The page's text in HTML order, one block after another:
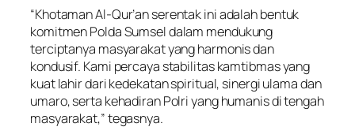
“Khotaman Al-Qur’an serentak ini adalah bentuk
komitmen Polda Sumsel dalam mendukung
terciptanya masyarakat yang harmonis dan
kondusif. Kami percaya stabilitas kamtibmas yang
kuat lahir dari kedekatan spiritual, sinergi ulama dan
umaro, serta kehadiran Polri yang humanis di tengah
masyarakat,” tegasnya.